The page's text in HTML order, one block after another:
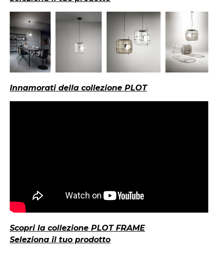
Innamorati della collezione PLOT
Scopri la collezione PLOT FRAME
Seleziona il tuo prodotto